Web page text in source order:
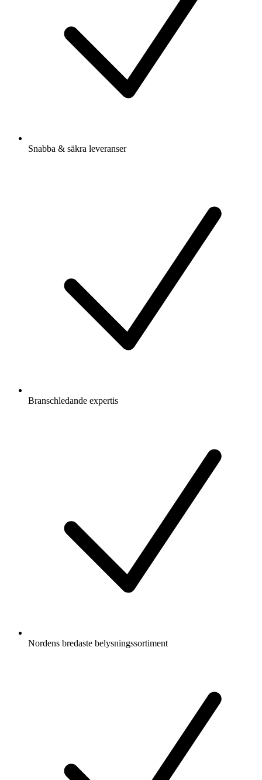
Snabba & säkra leveranser
Branschledande expertis
Nordens bredaste belysningssortiment